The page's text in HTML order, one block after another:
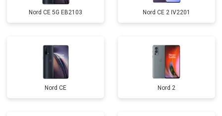
Nord CE 5G EB2103 Nord CE 2 IV2201
Nord CE Nord 2